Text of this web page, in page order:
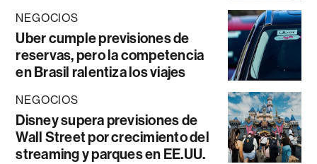
NEGOCIOS
Uber cumple previsiones de
reservas, pero la competencia
en Brasil ralentiza los viajes
NEGOCIOS
Disney supera previsiones de
Wall Street por crecimiento del
streaming y parques en EE.UU.